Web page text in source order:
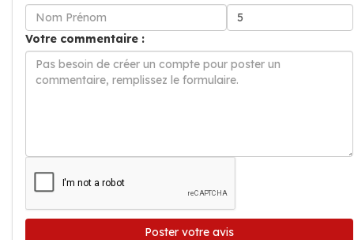
Votre commentaire :
Poster votre avis